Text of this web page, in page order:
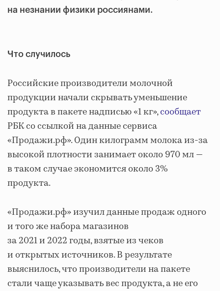
на незнании физики россиянами.
Что случилось
Российские производители молочной
продукции начали скрывать уменьшение
продукта в пакете надписью «1 кг»,сообщает
РБК со ссылкой на данные сервиса
«Продажи.рф». Один килограмм молока из-за
высокой плотности занимает около 970 мл —
в таком случае экономится около 3%
продукта.
«Продажи.рф» изучил данные продаж одного
и того же набора магазинов
за 2021 и 2022 годы, взятые из чеков
и открытых источников. В результате
выяснилось, что производители на пакете
стали чаще указывать вес продукта, а не его